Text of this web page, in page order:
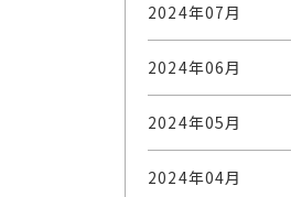
2024年07月
2024年06月
2024年05月
2024年04月